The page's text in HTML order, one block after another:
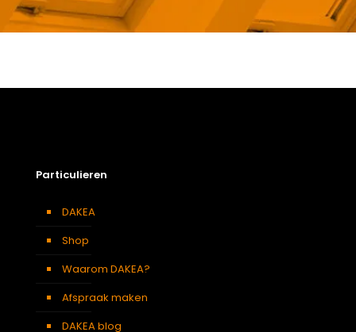
Particulieren
DAKEA
Shop
Waarom DAKEA?
Afspraak maken
DAKEA blog